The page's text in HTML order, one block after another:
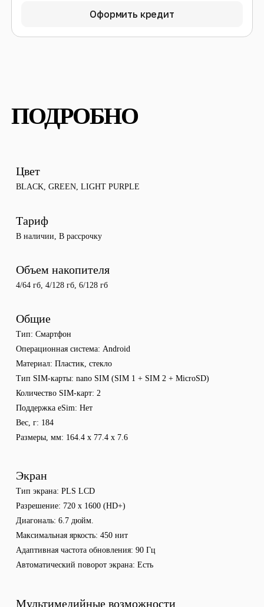
Оформить кредит
ПОДРОБНО
Цвет
BLACK, GREEN, LIGHT PURPLE
Тариф
В наличии В рассрочку
Объем накопителя
4/64 гб, 4/128 гб, 6/128 гб
Общие
Тип Cмартфон
Операционная система Android
Материал Пластик, стекло
Тип SIM-карты nano SIM (SIM 1 + SIM 2 + MicroSD)
Количество SIM-карт 2
Поддержка eSim Нет
Вес, г 184
Размеры, мм 164.4 x 77.4 x 7.6
Экран
Тип экрана PLS LCD
Разрешение 720 x 1600 (HD+)
Диагональ 6.7 дюйм.
Максимальная яркость 450 нит
Адаптивная частота обновления 90 Гц
Автоматический поворот экрана Есть
Мультимедийные возможности